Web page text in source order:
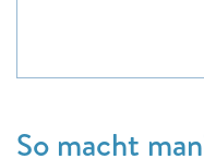
So macht